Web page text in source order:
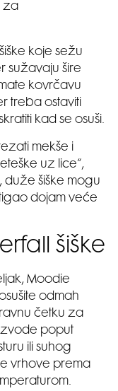
za
koje sežu
sužavaju šire
kovrčavu
treba ostaviti
kad se osuši.
mekše i
uz lice“,
duže šiške mogu
dojam veće
šiške
Moodie
odmah
četku za
poput
ili suhog
vrhove prema